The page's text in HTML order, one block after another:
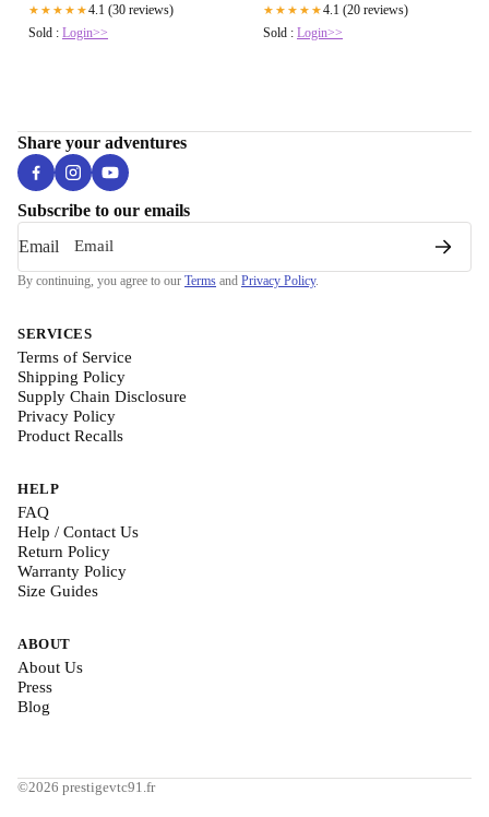
★★★★★4.1 (30 reviews)
Sold : Login>>
★★★★★4.1 (20 reviews)
Sold : Login>>
Share your adventures
Subscribe to our emails
Email
By continuing, you agree to our Terms and Privacy Policy.
SERVICES
Terms of Service
Shipping Policy
Supply Chain Disclosure
Privacy Policy
Product Recalls
HELP
FAQ
Help / Contact Us
Return Policy
Warranty Policy
Size Guides
ABOUT
About Us
Press
Blog
©2026 prestigevtc91.fr